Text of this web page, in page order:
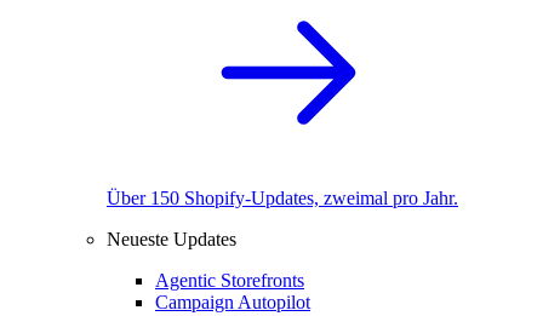
Über 150 Shopify-Updates, zweimal pro Jahr.
Neueste Updates
Agentic Storefronts
Campaign Autopilot